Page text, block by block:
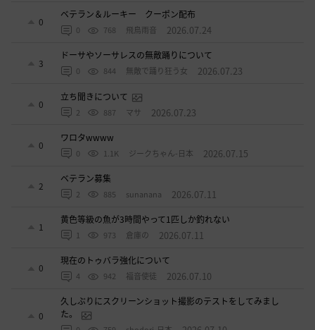
0
ベテラン＆ルーキー クーポン配布
0 768 飛鳥雨音 2026.07.24
3
ドーサやソーサレスの無敵踊りについて
0 844 無敵で踊り狂う女 2026.07.23
0
立ち聞きについて
2 887 マサ 2026.07.23
0
ワロタwwww
0 1.1K ジークちゃん-日本 2026.07.15
2
ベテラン募集
2 885 sunanana 2026.07.11
1
黄色等級の魚が3時間やって1匹しか釣れない
1 973 倉庫の 2026.07.11
0
現在のトゥバラ強化について
4 942 福音使徒 2026.07.10
0
久しぶりにスクリーンショット撮影のテストをしてみまし
た。